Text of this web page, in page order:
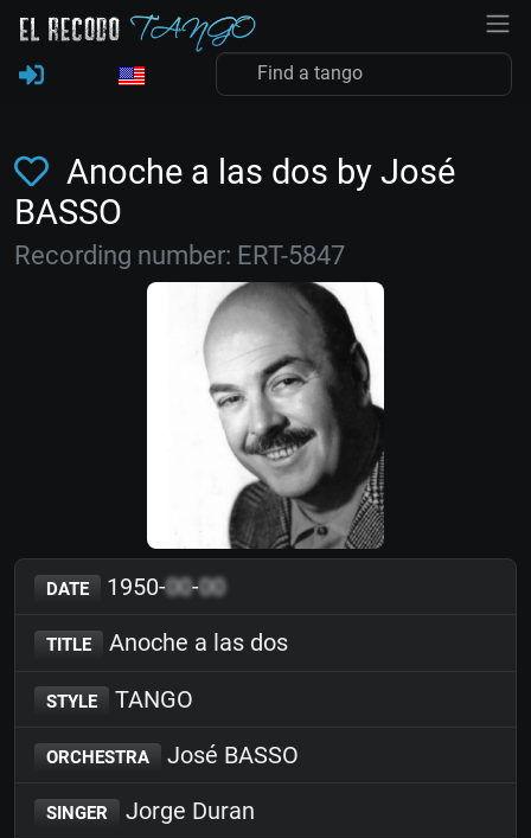
Anoche a las dos by José
BASSO
Recording number: ERT-5847
DATE 1950-00-00
TITLE Anoche a las dos
STYLE TANGO
ORCHESTRA José BASSO
SINGER Jorge Duran